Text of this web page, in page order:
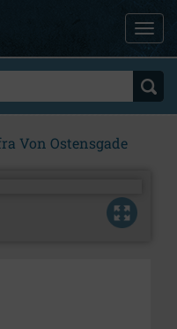
Von Ostensgade